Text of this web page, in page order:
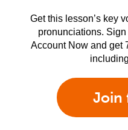
Get this lesson’s key
pronunciations.
Account Now and get
Join